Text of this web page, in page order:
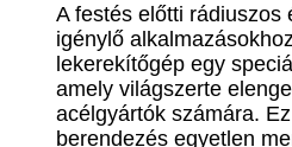
A festés előtti rádiuszos
igénylő
lekerekítőgép egy
amely világszerte
acélgyártók számára.
berendezés egyetlen